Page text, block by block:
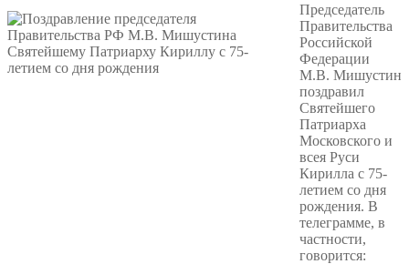
Председатель
Правительства
Российской
Федерации
М.В. Мишустин
поздравил
Святейшего
Патриарха
Московского и
всея Руси
Кирилла с 75-
летием со дня
рождения. В
телеграмме, в
частности,
говорится: